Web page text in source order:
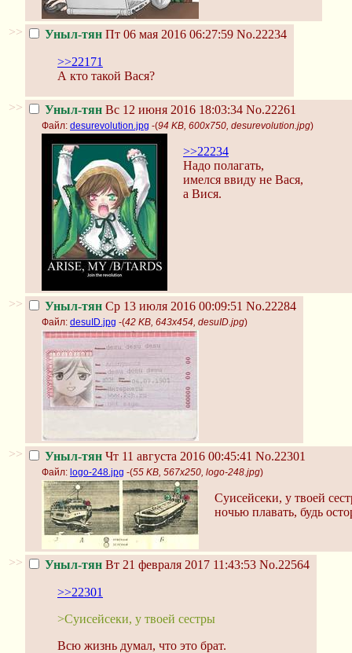
>> Уныл-тян Пт 06 мая 2016 06:27:59 No.22234
>>22171
А кто такой Вася?
>> Уныл-тян Вс 12 июня 2016 18:03:34 No.22261
Файл: desurevolution.jpg -(94 KB, 600x750, desurevolution.jpg)
>>22234
Надо полагать,
имелся ввиду не Вася,
а Вися.
>> Уныл-тян Ср 13 июля 2016 00:09:51 No.22284
Файл: desuID.jpg -(42 KB, 643x454, desuID.jpg)
>> Уныл-тян Чт 11 августа 2016 00:45:41 No.22301
Файл: logo-248.jpg -(55 KB, 567x250, logo-248.jpg)
Суисейсеки, у твоей
ночью плавать, будь
>> Уныл-тян Вт 21 февраля 2017 11:43:53 No.22564
>>22301
>Суисейсеки, у твоей сестры
Всю жизнь думал, что это брат.